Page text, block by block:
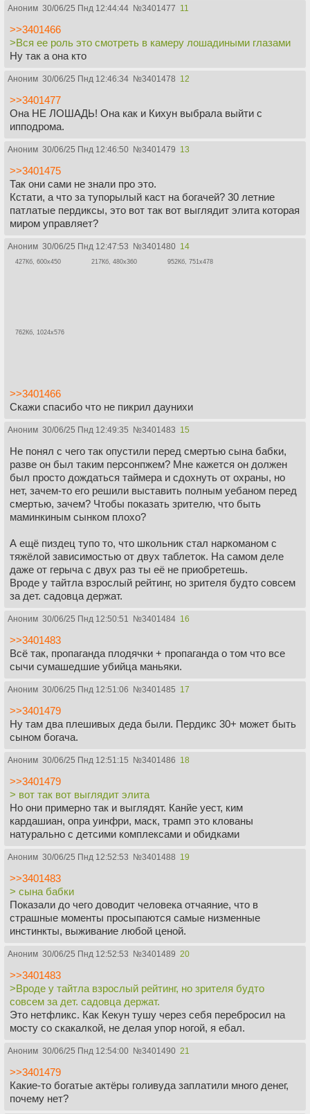
Аноним 30/06/25 Пнд 12:44:44 №3401477 11
>>3401466
>Вся ее роль это смотреть в камеру лошадиными глазами
Ну так а она кто
Аноним 30/06/25 Пнд 12:46:34 №3401478 12
>>3401477
Она НЕ ЛОШАДЬ! Она как и Кихун выбрала выйти с
ипподрома.
Аноним 30/06/25 Пнд 12:46:50 №3401479 13
>>3401475
Так они сами не знали про это.
Кстати, а что за тупорылый каст на богачей? 30 летние
патлатые пердиксы, это вот так вот выглядит элита которая
миром управляет?
Аноним 30/06/25 Пнд 12:47:53 №3401480 14
427Кб, 600x450 217Кб, 480x360 952Кб, 751x478
762Кб, 1024x576
>>3401466
Скажи спасибо что не пикрил даунихи
Аноним 30/06/25 Пнд 12:49:35 №3401483 15
Не понял с чего так опустили перед смертью сына бабки,
разве он был таким персонпжем? Мне кажется он должен
был просто дождаться таймера и сдохнуть от охраны, но
нет, зачем-то его решили выставить полным уебаном перед
смертью, зачем? Чтобы показать зрителю, что быть
маминкиным сынком плохо?
А ещё пиздец тупо то, что школьник стал наркоманом с
тяжёлой зависимостью от двух таблеток. На самом деле
даже от герыча с двух раз ты её не приобретешь.
Вроде у тайтла взрослый рейтинг, но зрителя будто совсем
за дет. садовца держат.
Аноним 30/06/25 Пнд 12:50:51 №3401484 16
>>3401483
Всё так, пропаганда плодячки + пропаганда о том что все
сычи сумашедшие убийца маньяки.
Аноним 30/06/25 Пнд 12:51:06 №3401485 17
>>3401479
Ну там два плешивых деда были. Пердикс 30+ может быть
сыном богача.
Аноним 30/06/25 Пнд 12:51:15 №3401486 18
>>3401479
> вот так вот выглядит элита
Но они примерно так и выглядят. Канйе уест, ким
кардашиан, опра уинфри, маск, трамп это клованы
натурально с детсими комплексами и обидками
Аноним 30/06/25 Пнд 12:52:53 №3401488 19
>>3401483
> сына бабки
Показали до чего доводит человека отчаяние, что в
страшные моменты просыпаются самые низменные
инстинкты, выживание любой ценой.
Аноним 30/06/25 Пнд 12:52:53 №3401489 20
>>3401483
>Вроде у тайтла взрослый рейтинг, но зрителя будто
совсем за дет. садовца держат.
Это нетфликс. Как Кекун тушу через себя перебросил на
мосту со скакалкой, не делая упор ногой, я ебал.
Аноним 30/06/25 Пнд 12:54:00 №3401490 21
>>3401479
Какие-то богатые актёры голивуда заплатили много денег,
почему нет?